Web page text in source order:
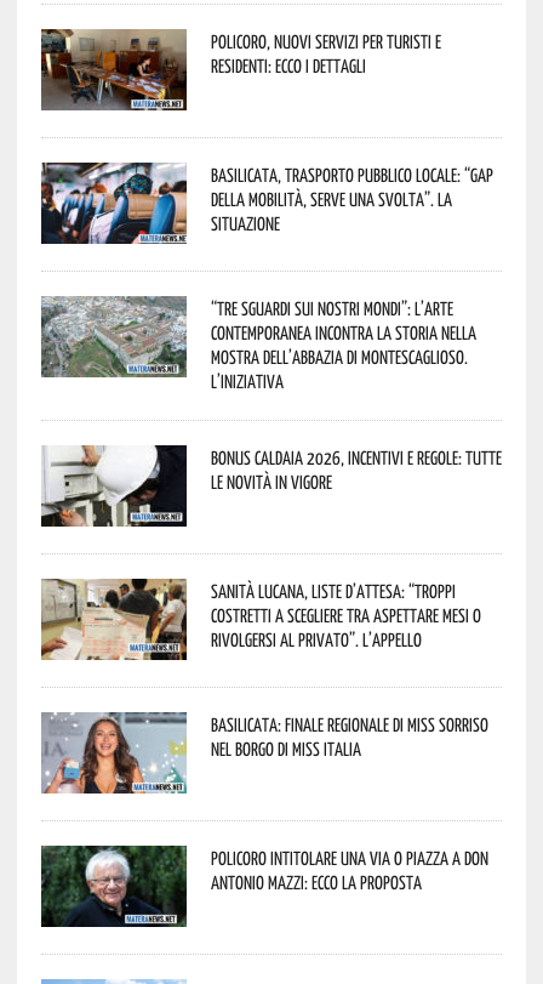
Policoro, nuovi servizi per turisti e
residenti: ecco i dettagli
Basilicata, trasporto pubblico locale: “Gap
della mobilità, serve una svolta”. La
situazione
“Tre Sguardi sui Nostri Mondi”: l’arte
contemporanea incontra la storia nella
mostra dell’Abbazia di Montescaglioso.
L’iniziativa
Bonus caldaia 2026, incentivi e regole: tutte
le novità in vigore
Sanità lucana, liste d’attesa: “Troppi
costretti a scegliere tra aspettare mesi o
rivolgersi al privato”. L’appello
Basilicata: finale regionale di Miss Sorriso
nel borgo di Miss Italia
Policoro intitolare una via o piazza a don
Antonio Mazzi: ecco la proposta